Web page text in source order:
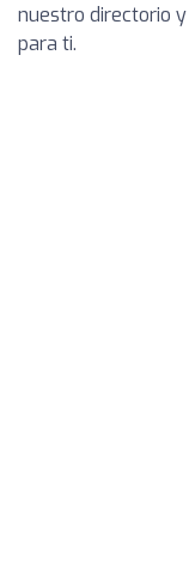
nuestro directorio
para ti.